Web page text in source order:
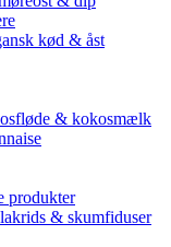
kød & åst
& kokosmælk
produkter
& skumfiduser